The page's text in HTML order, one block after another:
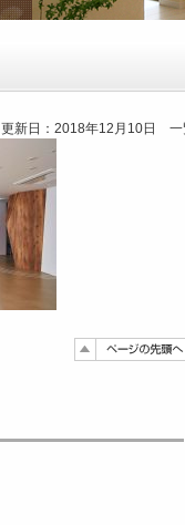
更新日：2018年12月10日 一